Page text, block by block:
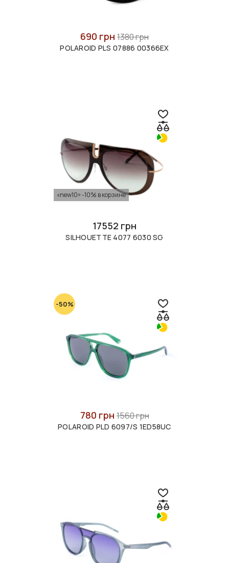
690 грн 1380 грн
POLAROID PLS 07886 00366EX
«new10» -10% в корзине
17552 грн
SILHOUETTE 4077 6030 SG
-50%
780 грн1560 грн
POLAROID PLD 6097/S 1ED58UC